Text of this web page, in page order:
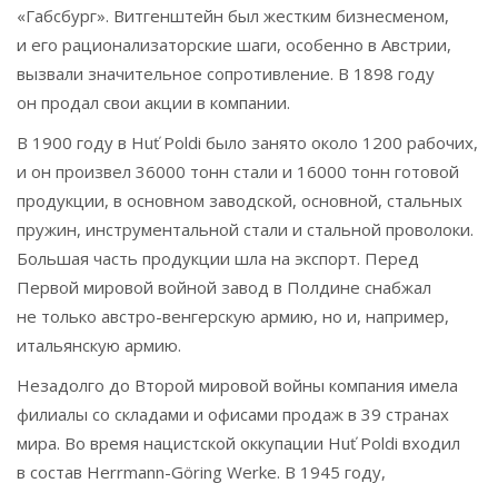
«Габсбург». Витгенштейн был жестким бизнесменом,
и его рационализаторские шаги, особенно в Австрии,
вызвали значительное сопротивление. В 1898 году
он продал свои акции в компании.
В 1900 году в Huť Poldi было занято около 1200 рабочих,
и он произвел 36000 тонн стали и 16000 тонн готовой
продукции, в основном заводской, основной, стальных
пружин, инструментальной стали и стальной проволоки.
Большая часть продукции шла на экспорт. Перед
Первой мировой войной завод в Полдине снабжал
не только австро-венгерскую армию, но и, например,
итальянскую армию.
Незадолго до Второй мировой войны компания имела
филиалы со складами и офисами продаж в 39 странах
мира. Во время нацистской оккупации Huť Poldi входил
в состав Herrmann-Göring Werke. В 1945 году,